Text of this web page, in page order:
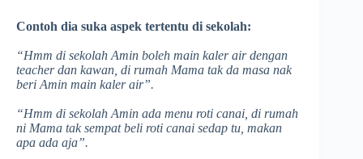
Contoh dia suka aspek tertentu di sekolah:
“Hmm di sekolah Amin boleh main kaler air dengan
teacher dan kawan, di rumah Mama tak da masa nak
beri Amin main kaler air”.
“Hmm di sekolah Amin ada menu roti canai, di rumah
ni Mama tak sempat beli roti canai sedap tu, makan
apa ada aja”.